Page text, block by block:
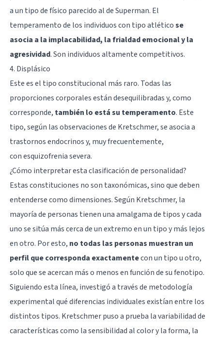
a un tipo de físico parecido al de Superman. El
temperamento de los individuos con tipo atléticose
asocia a la implacabilidad, la frialdad emocional y la
agresividad. Son individuos altamente competitivos.
4. Displásico
Este es el tipo constitucional más raro. Todas las
proporciones corporales están desequilibradas y, como
corresponde, también lo está su temperamento. Este
tipo, según las observaciones de Kretschmer, se asocia a
trastornos endocrinos y, muy frecuentemente,
conesquizofreniasevera.
¿Cómo interpretar esta clasificación de personalidad?
Estas constituciones no son taxonómicas, sino que deben
entenderse como dimensiones. Según Kretschmer, la
mayoría de personas tienen una amalgama de tipos y cada
uno se sitúa más cerca de un extremo en un tipo y más lejos
en otro. Por esto, no todas las personas muestran un
perfil que corresponda exactamentecon un tipo u otro,
solo que se acercan más o menos en función de su fenotipo.
Siguiendo esta línea, investigó a través de metodología
experimental qué diferencias individuales existían entre los
distintos tipos. Kretschmer puso a prueba la variabilidad de
características como la sensibilidad al color y la forma, la